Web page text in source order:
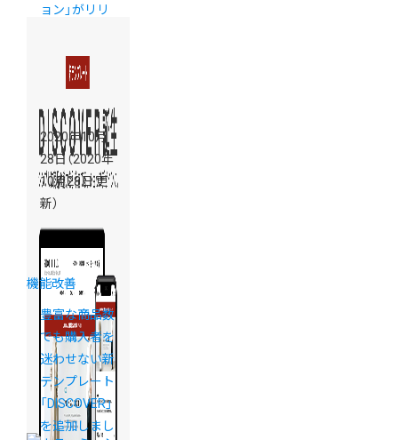
ョン」がリリ
プリ】
2020年10月
28日 （2020年
10月28日 更
新）
機能改善
豊富な商品数
でも購入者を
迷わせない新
テンプレート
「DISCOVER」
を追加しまし